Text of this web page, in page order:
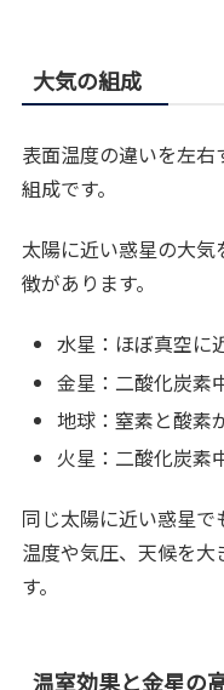
大気の組成
表面温度の違いを左
組成です。
太陽に近い惑星の大
徴があります。
水星：ほぼ真空に
金星：二酸化炭素
地球：窒素と酸素
火星：二酸化炭素
同じ太陽に近い惑星で
温度や気圧、天候を
す。
温室効果と金星の